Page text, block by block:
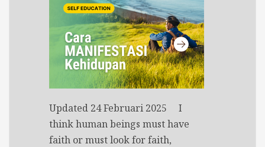
Updated 24 Februari 2025 I
think human beings must have
faith or must look for faith,